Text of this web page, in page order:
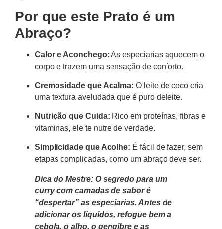
Por que este Prato é um
Abraço?
Calor e Aconchego: As especiarias aquecem o
corpo e trazem uma sensação de conforto.
Cremosidade que Acalma: O leite de coco cria
uma textura aveludada que é puro deleite.
Nutrição que Cuida: Rico em proteínas, fibras e
vitaminas, ele te nutre de verdade.
Simplicidade que Acolhe: É fácil de fazer, sem
etapas complicadas, como um abraço deve ser.
Dica do Mestre: O segredo para um
curry com camadas de sabor é
“despertar” as especiarias. Antes de
adicionar os líquidos, refogue bem a
cebola, o alho, o gengibre e as